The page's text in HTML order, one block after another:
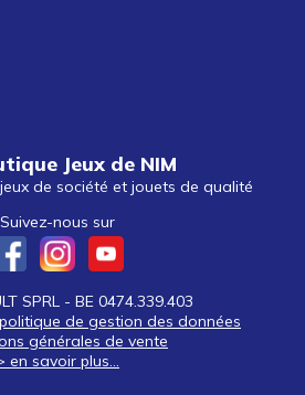
Jeux de NIM
de société et jouets de qualité
Suivez-nous sur
SPRL - BE 0474.339.403
de gestion des données
générales de vente
en savoir plus...